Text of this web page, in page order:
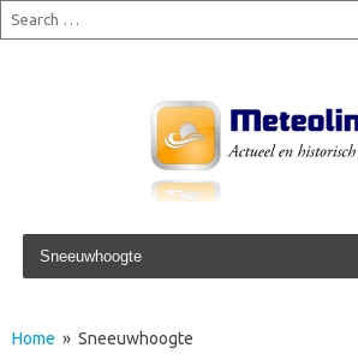
Skip to content
Home » Sneeuwhoogte